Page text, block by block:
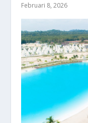
Februari 8, 2026